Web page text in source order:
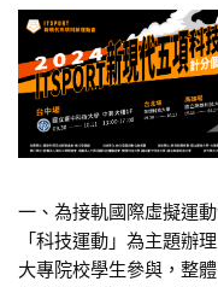
一、為接軌國際虛擬運
「科技運動」為主題辦
大專院校學生參與，整